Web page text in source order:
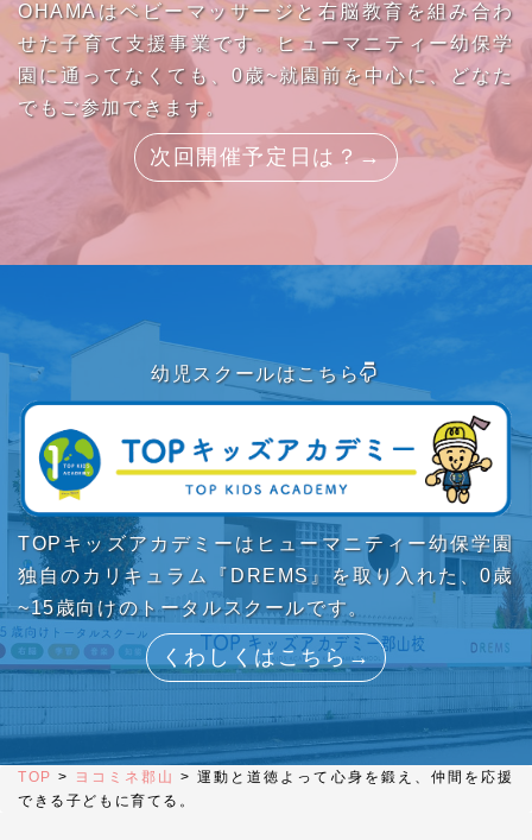
OHAMAはベビーマッサージと右脳教育を組み合わ
せた子育て支援事業です。ヒューマニティー幼保学
園に通ってなくても、0歳~就園前を中心に、どなた
でもご参加できます。
次回開催予定日は？→
幼児スクールはこちら
TOPキッズアカデミーはヒューマニティー幼保学園
独自のカリキュラム『DREMS』を取り入れた、0歳
~15歳向けのトータルスクールです。
くわしくはこちら→
TOP > ヨコミネ郡山 > 運動と道徳よって心身を鍛え、仲間を応援
できる子どもに育てる。